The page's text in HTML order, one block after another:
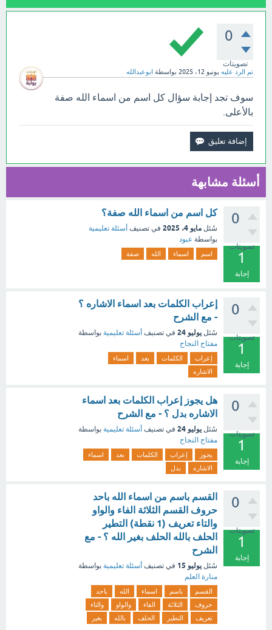
0
تصويتات
تم الرد عليه يونيو 12، 2025 بواسطة ابوعبدالله
سوف تجد إجابة سؤال كل اسم من اسماء الله صفة
بالأعلى.
أسئلة مشابهة
0
تصويتات
1
إجابة
كل اسم من اسماء الله صفة؟
سُئل مايو 4، 2025 في تصنيف أسئلة تعليمية
بواسطة عبود
اسم اسماء الله صفة
0
تصويتات
1
إجابة
إعراب الكلمات بعد اسماء الاشاره ؟
- مع الشرح
سُئل يوليو 24 في تصنيف أسئلة تعليمية بواسطة
مفتاح النجاح
إعراب الكلمات بعد
اسماء
الاشاره
0
تصويتات
1
إجابة
هل يجوز إعراب الكلمات بعد اسماء
الاشاره بدل ؟ - مع الشرح
سُئل يوليو 24 في تصنيف أسئلة تعليمية بواسطة
مفتاح النجاح
يجوز إعراب الكلمات بعد
اسماء
الاشاره
بدل
0
تصويتات
1
إجابة
القسم باسم من اسماء الله باحد
حروف القسم الثلاثة الفاء والواو
والتاء تعريف (1 نقطة) التطير
الحلف بالله الحلف بغير الله ؟ - مع
الشرح
سُئل يوليو 15 في تصنيف أسئلة تعليمية بواسطة
منارة العلم
القسم باسم اسماء الله
باحد
حروف
الثلاثة الفاء والواو
والتاء
تعريف
التطير الحلف بالله بغير